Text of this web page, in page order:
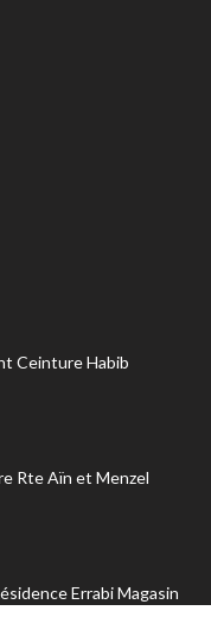
Ceinture Habib
Rte Aïn et Menzel
Errabi Magasin